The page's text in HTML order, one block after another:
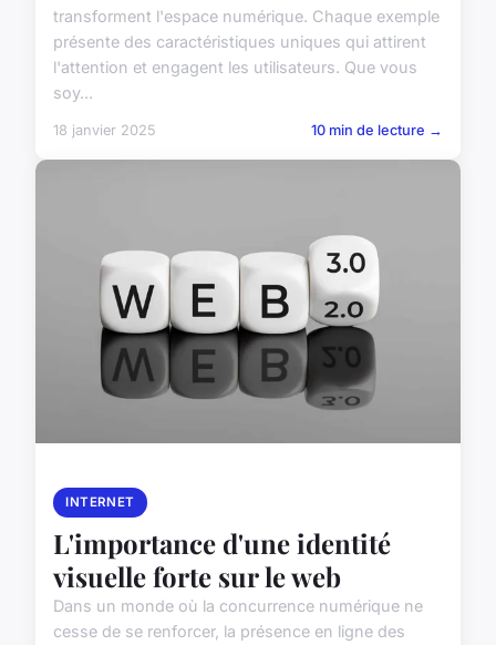
transforment l'espace numérique. Chaque exemple
présente des caractéristiques uniques qui attirent
l'attention et engagent les utilisateurs. Que vous
soy...
18 janvier 2025 10 min de lecture →
INTERNET
L'importance d'une identité
visuelle forte sur le web
Dans un monde où la concurrence numérique ne
cesse de se renforcer, la présence en ligne des